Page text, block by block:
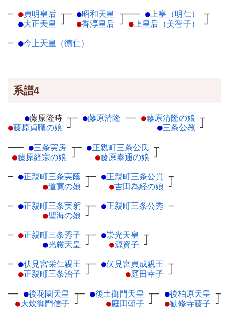
─ ●貞明皇后 ┬
●大正天皇 ┘
─ ●昭和天皇 ┬
●香淳皇后 ┘
─── ●上皇（明仁）
┬
●上皇后（美智子） ┘
─ ●今上天皇（徳仁）
系譜4
●藤原隆時 ┬
●藤原貞職の娘 ┘
─ ●藤原清隆 ── ●藤原清隆の娘 ┬
●三条公教 ┘
─── ●三条実房 ┬
●藤原経宗の娘 ┘
─ ●正親町三条公氏 ┬
●藤原泰通の娘 ┘
─ ●正親町三条実蔭 ┬
●道寛の娘 ┘
─ ●正親町三条公貫 ┬
●吉田為経の娘 ┘
─ ●正親町三条実躬 ┬
●聖海の娘 ┘
─ ●正親町三条公秀 ─
─ ●正親町三条秀子 ┬
●光厳天皇 ┘
─ ●崇光天皇 ┬
●源資子 ┘
─ ●伏見宮栄仁親王 ┬
●正親町三条治子 ┘
─ ●伏見宮貞成親王 ┬
●庭田幸子 ┘
── ●後花園天皇 ┬
●大炊御門信子 ┘
─ ●後土御門天皇 ┬
●庭田朝子 ┘
─ ●後柏原天皇 ┬
●勧修寺藤子 ┘